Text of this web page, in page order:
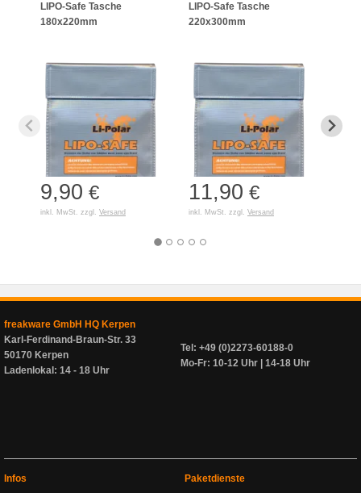
LIPO-Safe Tasche
180x220mm
9,90 €
inkl. MwSt. zzgl. Versand
LIPO-Safe Tasche
220x300mm
11,90 €
inkl. MwSt. zzgl. Versand
freakware GmbH HQ Kerpen
Karl-Ferdinand-Braun-Str. 33
50170 Kerpen
Ladenlokal: 14 - 18 Uhr
Tel: +49 (0)2273-60188-0
Mo-Fr: 10-12 Uhr | 14-18 Uhr
Infos
Paketdienste